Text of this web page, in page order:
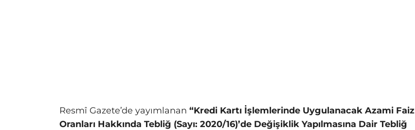
Resmî Gazete’de yayımlanan “Kredi Kartı İşlemlerinde Uygulanacak Azami Faiz
Oranları Hakkında Tebliğ (Sayı: 2020/16)’de Değişiklik Yapılmasına Dair Tebliğ